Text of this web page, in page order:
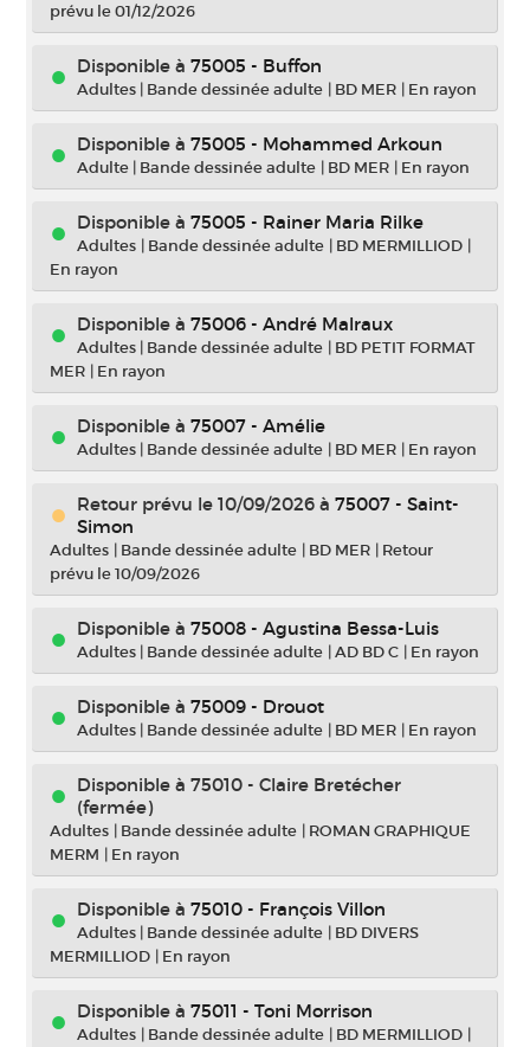
prévu le 01/12/2026
Disponible à 75005 - Buffon
Adultes | Bande dessinée adulte | BD MER | En rayon
Disponible à 75005 - Mohammed Arkoun
Adulte | Bande dessinée adulte | BD MER | En rayon
Disponible à 75005 - Rainer Maria Rilke
Adultes | Bande dessinée adulte | BD MERMILLIOD |
En rayon
Disponible à 75006 - André Malraux
Adultes | Bande dessinée adulte | BD PETIT FORMAT
MER | En rayon
Disponible à 75007 - Amélie
Adultes | Bande dessinée adulte | BD MER | En rayon
Retour prévu le 10/09/2026 à 75007 - Saint-
Simon
Adultes | Bande dessinée adulte | BD MER | Retour
prévu le 10/09/2026
Disponible à 75008 - Agustina Bessa-Luis
Adultes | Bande dessinée adulte |AD BD C | En rayon
Disponible à 75009 - Drouot
Adultes | Bande dessinée adulte | BD MER | En rayon
Disponible à 75010 - Claire Bretécher
(fermée)
Adultes | Bande dessinée adulte | ROMAN GRAPHIQUE
MERM | En rayon
Disponible à 75010 - François Villon
Adultes | Bande dessinée adulte | BD DIVERS
MERMILLIOD | En rayon
Disponible à 75011 - Toni Morrison
Adultes | Bande dessinée adulte | BD MERMILLIOD |